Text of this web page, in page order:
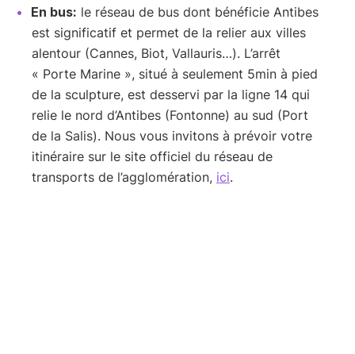
En bus: le réseau de bus dont bénéficie Antibes
est significatif et permet de la relier aux villes
alentour (Cannes, Biot, Vallauris…). L’arrêt
« Porte Marine », situé à seulement 5min à pied
de la sculpture, est desservi par la ligne 14 qui
relie le nord d’Antibes (Fontonne) au sud (Port
de la Salis). Nous vous invitons à prévoir votre
itinéraire sur le site officiel du réseau de
transports de l’agglomération, ici.